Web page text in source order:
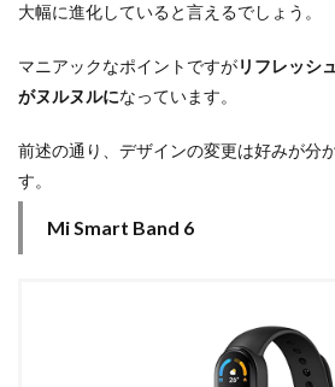
大幅に進化していると言えるでしょう。
マニアックなポイントですがリフレッシ
がヌルヌルになっています。
前述の通り、デザインの変更は好みが分
す。
Mi Smart Band 6